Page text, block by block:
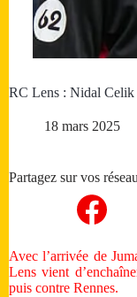
RC Lens : Nidal Celik
18 mars 2025
Partagez sur vos
Avec l’arrivée de
Lens vient
puis contre Rennes.